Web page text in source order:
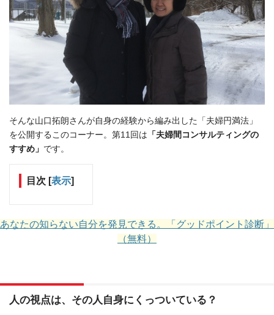
そんな山口拓朗さんが自身の経験から編み出した「夫婦円満法」
を公開するこのコーナー。第11回は 「夫婦間コンサルティングの
すすめ」 です。
目次 [表示]
あなたの知らない自分を発見できる。「グッドポイント診断」
（無料）
人の視点は、その人自身にくっついている？